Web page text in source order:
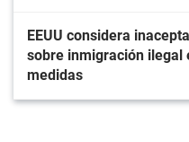
EEUU considera
sobre inmigración ilegal
medidas